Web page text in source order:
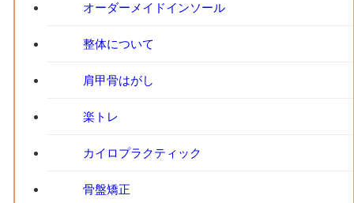
オーダーメイドインソール
整体について
肩甲骨はがし
楽トレ
カイロプラクティック
骨盤矯正